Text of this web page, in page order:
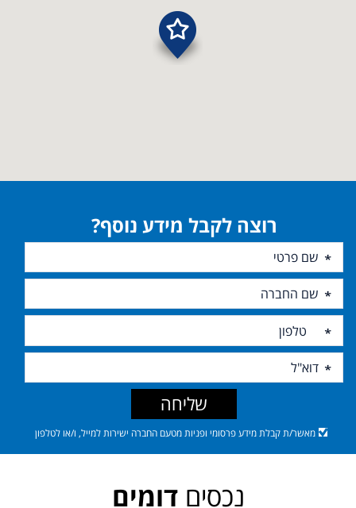
רוצה לקבל מידע נוסף?
מאשר/ת קבלת מידע פרסומי ופניות מטעם החברה ישירות למייל, ו/או לטלפון
שליחה
נכסיםדומים